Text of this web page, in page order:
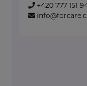
+420 777 151